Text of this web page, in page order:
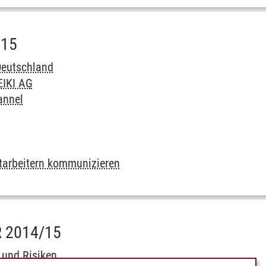
AG
kommunizieren
2014/15
Risiken